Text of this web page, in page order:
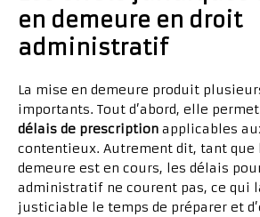
en demeure en droit
administratif
La mise en demeure produit
importants. Tout d’abord, elle permet
délais de prescription applicables
contentieux. Autrement dit, tant que
demeure est en cours, les délais
administratif ne courent pas, ce qui
justiciable le temps de préparer et